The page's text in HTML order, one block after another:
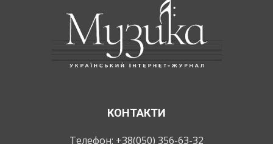
КОНТАКТИ
Телефон: +38(050) 356-63-32